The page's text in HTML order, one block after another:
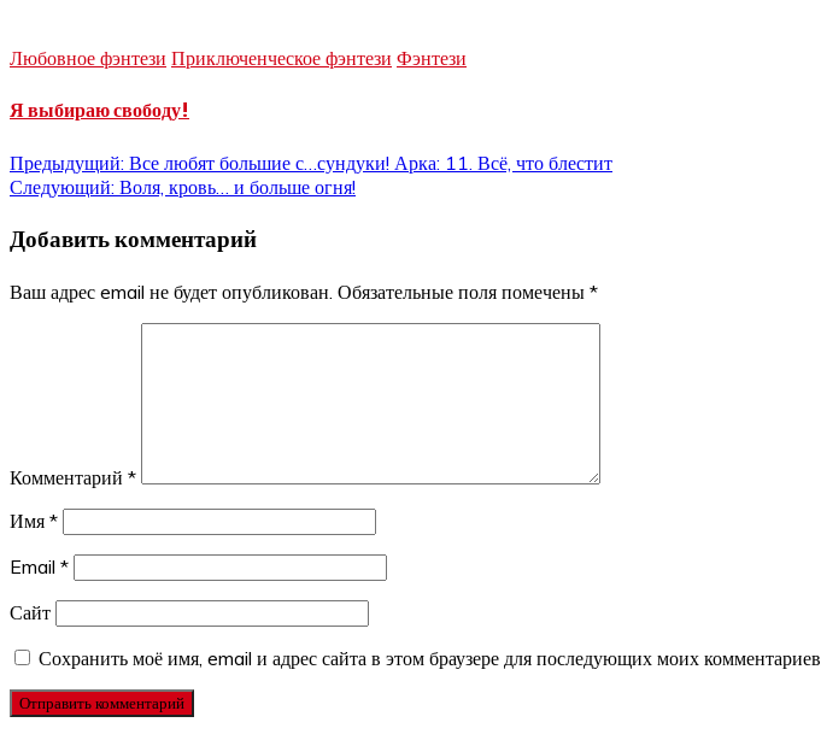
Любовное фэнтези Приключенческое фэнтези Фэнтези
Я выбираю свободу!
Навигация
записям
Предыдущий: Все любят большие с…сундуки! Арка: 11. Всё, что блестит
Следующий: Воля, кровь… и больше огня!
Добавить комментарий
Ваш адрес email не будет опубликован. Обязательные поля помечены *
Комментарий *
Имя *
Email *
Сайт
Сохранить моё имя, email и адрес сайта в этом браузере для последующих моих комментариев.